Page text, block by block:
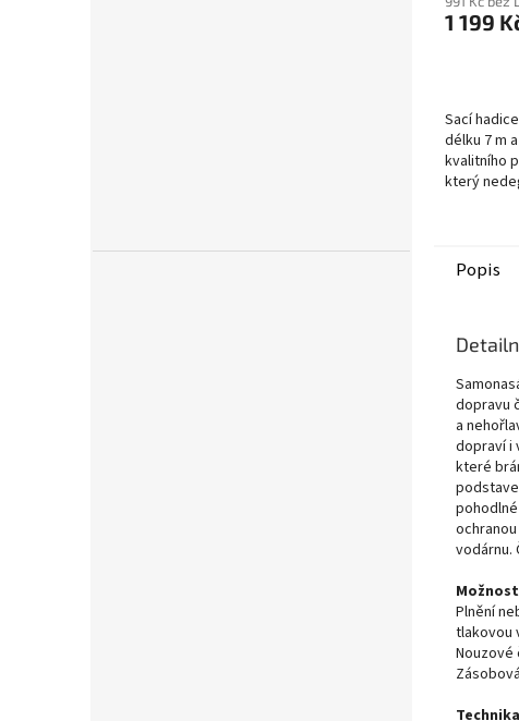
1 199
Sací
délku 7 m
kvalitního
který
Popis
dopravu
a
dopraví i
které
vodárnu.
Plnění
tlakovou
Nouzové
Technika